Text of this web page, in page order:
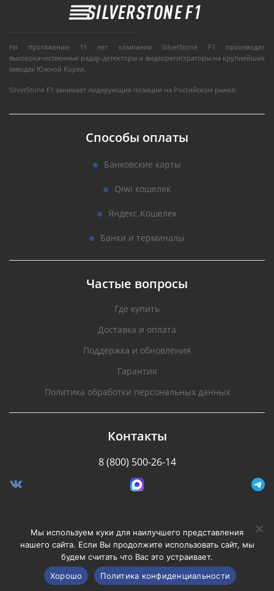
На протяжении 15 лет компания SilverStone F1 производит
высококачественные радар-детекторы и видеорегистраторы на крупнейших
заводах Южной Кореи.
SilverStone F1 занимает лидирующие позиции на Российском рынке.
Способы оплаты
Банковские карты
Qiwi кошелек
Яндекс.Кошелек
Банки и терминалы
Частые вопросы
Где купить
Доставка и оплата
Поддержка и обновления
Гарантия
Политика обработки персональных данных
Контакты
8 (800) 500-26-14
Разработано Stormcorp
Copyright © 2008-2020, Silverstone F1. Все права
защищены.
Мы используем куки для наилучшего представления
нашего сайта. Если Вы продолжите использовать сайт, мы
будем считать что Вас это устраивает.
Хорошо
Политика конфиденциальности